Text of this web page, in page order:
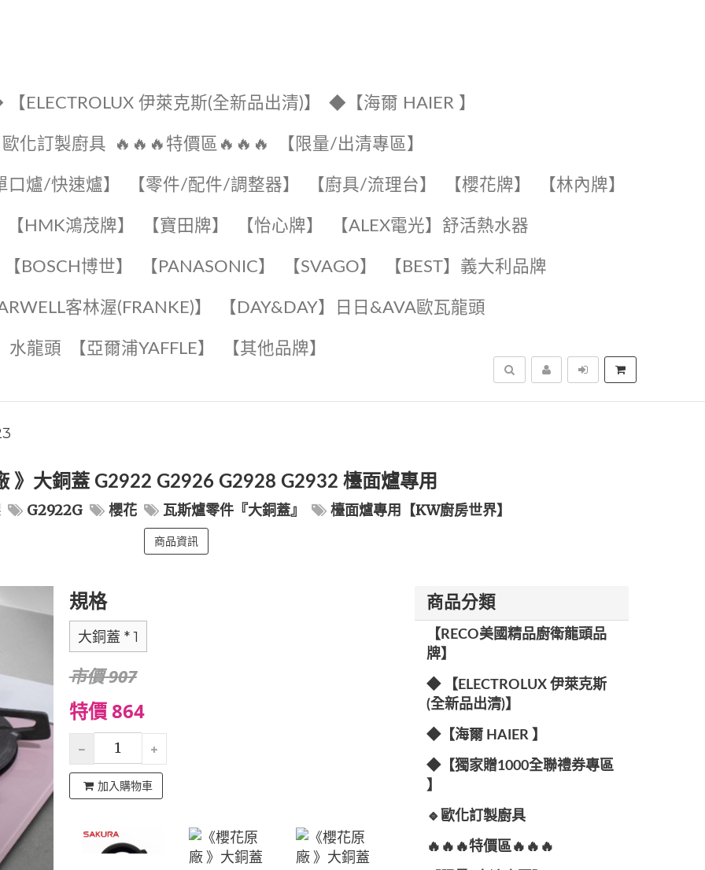
ELECTROLUX 伊萊克斯(全新品出清)】 ◆【海爾 HAIER 】
化訂製廚具 🔥🔥🔥特價區🔥🔥🔥 【限量/出清專區】
口爐/快速爐】 【零件/配件/調整器】 【廚具/流理台】 【櫻花牌】 【林內牌】
【HMK鴻茂牌】 【寶田牌】 ️【怡心牌】️ ️️【ALEX電光】舒活熱水器️️
【BOSCH博世】 ️【PANASONIC】️ ️【SVAGO】️ ️【BEST】️義大利品牌
客林渥(FRANKE)】️ ️【DAY&DAY】️日日&AVA歐瓦龍頭
水龍頭️ 【亞爾浦YAFFLE】 ️【其他品牌】️
搜尋
》大銅蓋 G2922 G2926 G2928 G2932 檯面爐專用
G2922G 櫻花 瓦斯爐零件『大銅蓋』 檯面爐專用【KW廚房世界】
商品資訊
規格
大銅蓋 * 1
市價 907
特價 864
加入購物車
商品分類
【RECO美國精品廚衛龍頭品
牌】
◆ 【ELECTROLUX 伊萊克斯
(全新品出清)】
◆【海爾 HAIER 】
◆【獨家贈1000全聯禮券專區
】
🔹歐化訂製廚具
🔥🔥🔥特價區🔥🔥🔥